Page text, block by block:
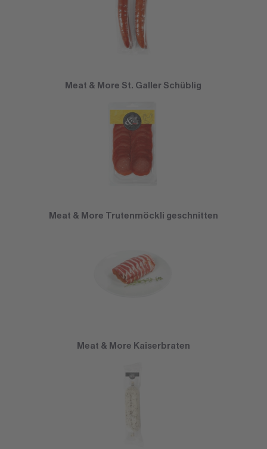
Meat & More St. Galler Schüblig
Meat & More Trutenmöckli geschnitten
Meat & More Kaiserbraten